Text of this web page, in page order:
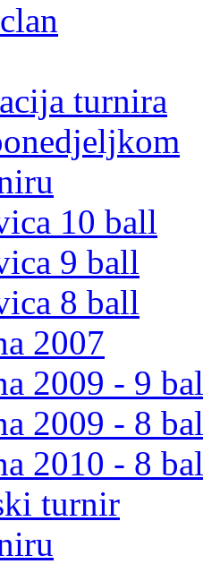
turnira
10 ball
9 ball
8 ball
2007
2009 - 9
2009 - 8
2010 - 8
turnir